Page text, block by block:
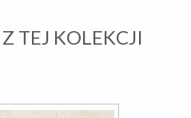
TEJ KOLEKCJI